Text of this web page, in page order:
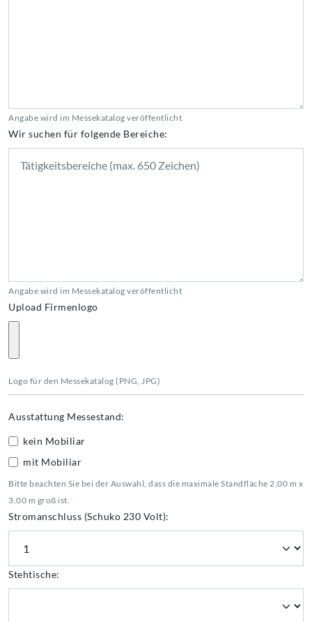
Angabe wird im Messekatalog veröffentlicht
Wir suchen für folgende Bereiche:
Angabe wird im Messekatalog veröffentlicht
Upload Firmenlogo
Logo für den Messekatalog (PNG, JPG)
Ausstattung Messestand:
kein Mobiliar
mit Mobiliar
Bitte beachten Sie bei der Auswahl, dass die maximale Standfläche 2,00 m x
3,00 m groß ist.
Stromanschluss (Schuko 230 Volt):
Stehtische: